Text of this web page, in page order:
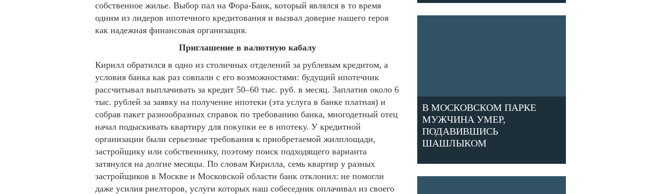
собственное жилье. Выбор пал на Фора-Банк, который являлся в то время
одним из лидеров ипотечного кредитования и вызвал доверие нашего героя
как надежная финансовая организация.
Приглашение в валютную кабалу
Кирилл обратился в одно из столичных отделений за рублевым кредитом, а
условия банка как раз совпали с его возможностями: будущий ипотечник
рассчитывал выплачивать за кредит 50–60 тыс. руб. в месяц. Заплатив около 6
тыс. рублей за заявку на получение ипотеки (эта услуга в банке платная) и
собрав пакет разнообразных справок по требованию банка, многодетный отец
начал подыскивать квартиру для покупки ее в ипотеку. У кредитной
организации были серьезные требования к приобретаемой жилплощади,
застройщику или собственнику, поэтому поиск подходящего варианта
затянулся на долгие месяцы. По словам Кирилла, семь квартир у разных
застройщиков в Москве и Московской области банк отклонил: не помогли
даже усилия риелторов, услуги которых наш собеседник оплачивал из своего
В МОСКОВСКОМ ПАРКЕ
МУЖЧИНА УМЕР,
ПОДАВИВШИСЬ
ШАШЛЫКОМ